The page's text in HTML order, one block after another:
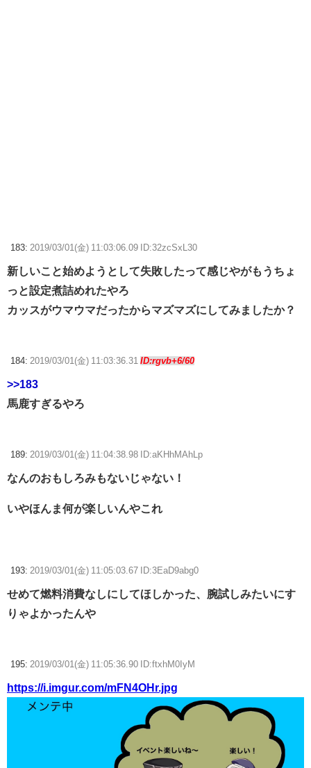
183: 2019/03/01(金) 11:03:06.09 ID:32zcSxL30
新しいこと始めようとして失敗したって感じやがもうちょ
っと設定煮詰めれたやろ
カッスがウマウマだったからマズマズにしてみましたか？
184: 2019/03/01(金) 11:03:36.31 ID:rgvb+6/60
>>183
馬鹿すぎるやろ
189: 2019/03/01(金) 11:04:38.98 ID:aKHhMAhLp
なんのおもしろみもないじゃない！
いやほんま何が楽しいんやこれ
193: 2019/03/01(金) 11:05:03.67 ID:3EaD9abg0
せめて燃料消費なしにしてほしかった、腕試しみたいにす
りゃよかったんや
195: 2019/03/01(金) 11:05:36.90 ID:ftxhM0IyM
https://i.imgur.com/mFN4OHr.jpg